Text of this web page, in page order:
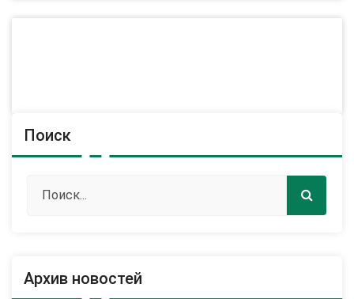
Поиск
Архив новостей